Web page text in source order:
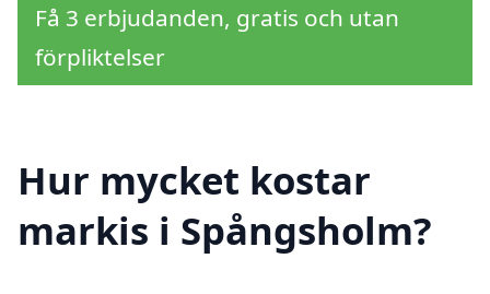
Få 3 erbjudanden, gratis och utan
förpliktelser
Hur mycket kostar
markis i Spångsholm?